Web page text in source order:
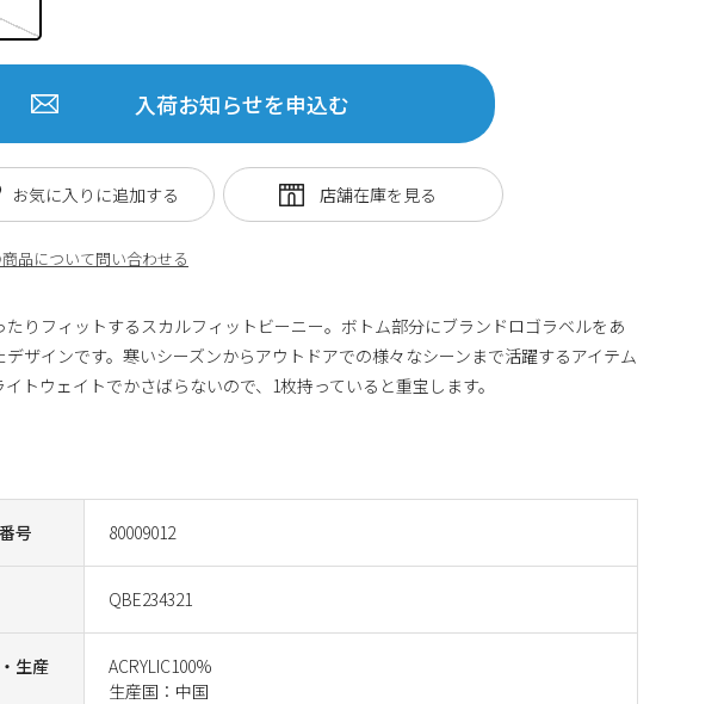
号 80009012
QBE234321
生産
ACRYLIC100%
生産国：中国
入荷お知らせを申込む
品について問い合わせる
お気に入りに追加する
たりフィットするスカルフィットビーニー。ボトム部分にブランドロゴラベルをあ
デザインです。寒いシーズンからアウトドアでの様々なシーンまで活躍するアイテム
イトウェイトでかさばらないので、1枚持っていると重宝します。